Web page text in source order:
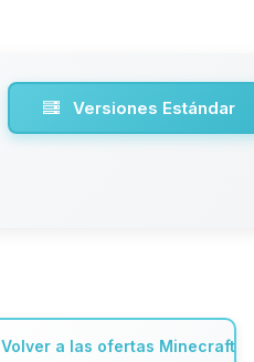
Versiones Estándar
Volver a las ofertas Minecraft